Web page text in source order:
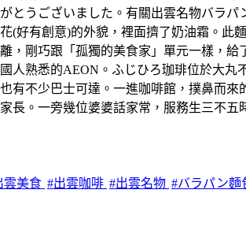
とうございました。有關出雲名物バラ
(好有創意)的外貌，裡面擠了奶油霜。
，剛巧跟「孤獨的美食家」單元一樣，
人熟悉的AEON。ふじひろ珈琲位於大
有不少巴士可達。一進咖啡館，撲鼻而
長。一旁幾位婆婆話家常，服務生三不
雲美食 #出雲咖啡 #出雲名物 #バラパン麵